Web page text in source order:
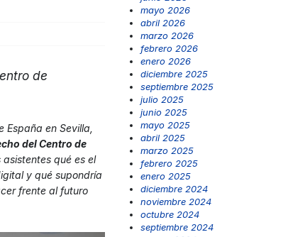
de
España en Sevilla,
del Centro de
qué es el
y qué supondría
frente al futuro
mayo 2026
abril 2026
marzo 2026
febrero 2026
enero 2026
diciembre 2025
septiembre 2025
julio 2025
junio 2025
mayo 2025
abril 2025
marzo 2025
febrero 2025
enero 2025
diciembre 2024
noviembre 2024
octubre 2024
septiembre 2024